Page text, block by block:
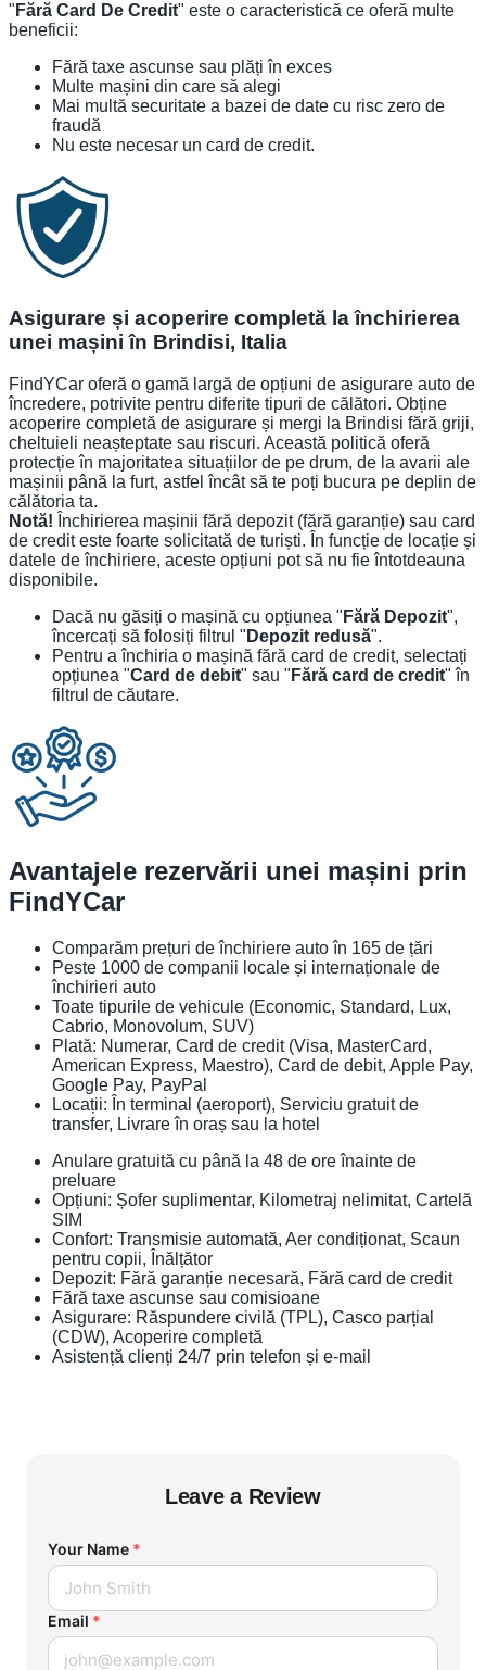
" Fără Card De Credit" este o caracteristică ce oferă multe
beneficii:
Fără taxe ascunse sau plăți în exces
Multe mașini din care să alegi
Mai multă securitate a bazei de date cu risc zero de
fraudă
Nu este necesar un card de credit.
Asigurare și acoperire completă la închirierea
unei mașini în Brindisi, Italia
FindYCar oferă o gamă largă de opțiuni de asigurare auto de
încredere, potrivite pentru diferite tipuri de călători. Obține
acoperire completă de asigurare și mergi la Brindisi fără griji,
cheltuieli neașteptate sau riscuri. Această politică oferă
protecție în majoritatea situațiilor de pe drum, de la avarii ale
mașinii până la furt, astfel încât să te poți bucura pe deplin de
călătoria ta.
Notă! Închirierea mașinii fără depozit (fără garanție) sau card
de credit este foarte solicitată de turiști. În funcție de locație și
datele de închiriere, aceste opțiuni pot să nu fie întotdeauna
disponibile.
Dacă nu găsiți o mașină cu opțiunea " Fără Depozit",
încercați să folosiți filtrul " Depozit redusă".
Pentru a închiria o mașină fără card de credit, selectați
opțiunea "Card de debit" sau " Fără card de credit" în
filtrul de căutare.
Avantajele rezervării unei mașini prin
FindYCar
Comparăm prețuri de închiriere auto în 165 de țări
Peste 1000 de companii locale și internaționale de
închirieri auto
Toate tipurile de vehicule (Economic, Standard, Lux,
Cabrio, Monovolum, SUV)
Plată: Numerar, Card de credit (Visa, MasterCard,
American Express, Maestro), Card de debit, Apple Pay,
Google Pay, PayPal
Locații: În terminal (aeroport), Serviciu gratuit de
transfer, Livrare în oraș sau la hotel
Anulare gratuită cu până la 48 de ore înainte de
preluare
Opțiuni: Șofer suplimentar, Kilometraj nelimitat, Cartelă
SIM
Confort: Transmisie automată, Aer condiționat, Scaun
pentru copii, Înălțător
Depozit: Fără garanție necesară, Fără card de credit
Fără taxe ascunse sau comisioane
Asigurare: Răspundere civilă (TPL), Casco parțial
(CDW), Acoperire completă
Asistență clienți 24/7 prin telefon și e-mail
Leave a Review
Your Name *
Email *